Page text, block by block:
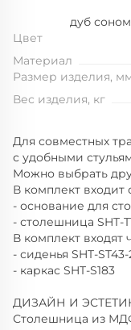
Цвет
дуб
Материал
Размер изделия,
Вес изделия, кг
Для совместных
с удобными
Можно выбрать
В комплект входит
- основание для
- столешница SHT-
В комплект входят
- сиденья SHT-ST43-
- каркас SHT-S183
ДИЗАЙН И
Столешница из